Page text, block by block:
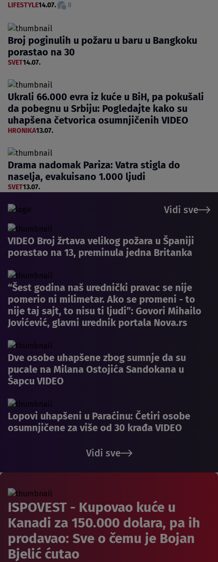
LIFESTYLE14.07. 8
Broj poginulih u požaru u baru u Bangkoku
porastao na 30
SVET14.07.
Ukrali 66.000 evra iz kuće u BiH, pa pokušali
da pobegnu u Srbiju: Pogledajte kako su
uhapšena četvorica osumnjičenih VIDEO
HRONIKA13.07.
Drama nadomak Pariza: Vatra stigla do
naselja, evakuisano 1.000 ljudi
SVET13.07.
Vidi sve
VIDEO Broj žrtava velikog požara u Španiji
porastao na 13, preminula jedna Britanka
“Šest godina naš urednički pravac se nije
pomerio ni milimetar. Ako se promeni - to
nije taj sajt, to nisu ti ljudi”: Govori Mihailo
Jovićević, glavni urednik portala Nova.rs
Dve osobe uhapšene zbog sumnje da su
pucale na Milana Ostojića Sandokana u
Šapcu VIDEO
Lopovi uhapšeni u Paraćinu: Četiri osobe
osumnjičene za više od 30 krađa VIDEO
Vidi sve
ISPOVEST - Kupovao kuće u
Kanadi za 150.000 dolara, pa ih
prodavao: Sve o čemu je Bojan
Bjelić ćutao